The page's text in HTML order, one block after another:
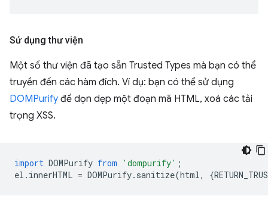
Sử dụng thư viện
Một số thư viện đã tạo sẵn Trusted Types mà bạn có thể
truyền đến các hàm đích. Ví dụ: bạn có thể sử dụng
DOMPurify để dọn dẹp một đoạn mã HTML, xoá các tải
trọng XSS.
import DOMPurify from 'dompurify' ;
el . innerHTML = DOMPurify. sanitize(html , {